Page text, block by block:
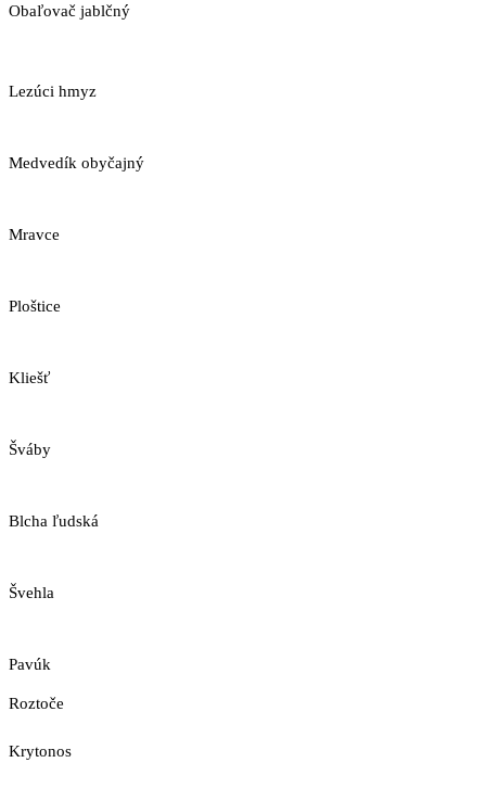
Obaľovač jablčný
Lezúci hmyz
Medvedík obyčajný
Mravce
Ploštice
Kliešť
Šváby
Blcha ľudská
Švehla
Pavúk
Roztoče
Krytonos